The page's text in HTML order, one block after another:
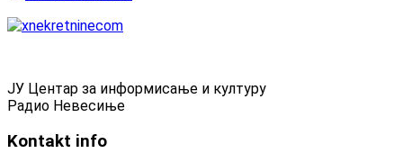
ЈУ Центар за информисање и културу
Радио Невесиње
Kontakt info